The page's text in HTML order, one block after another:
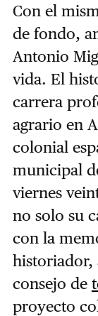
Con el
de fondo,
Antonio
vida. El
carrera
agrario en
colonial
municipal
viernes
no solo su
con la
historiador,
consejo de
proyecto